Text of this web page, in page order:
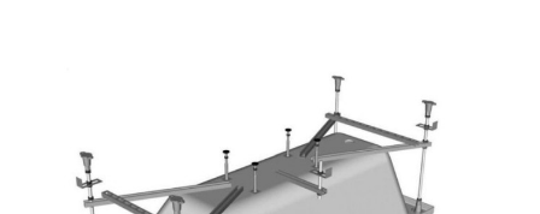
Vase wc
Vase wc suspendate